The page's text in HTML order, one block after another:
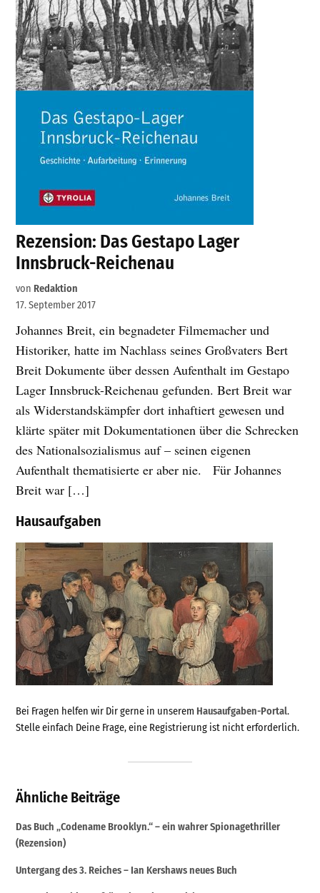
Rezension: Das Gestapo Lager
Innsbruck-Reichenau
von Redaktion
17. September 2017
Johannes Breit, ein begnadeter Filmemacher und
Historiker, hatte im Nachlass seines Großvaters Bert
Breit Dokumente über dessen Aufenthalt im Gestapo
Lager Innsbruck-Reichenau gefunden. Bert Breit war
als Widerstandskämpfer dort inhaftiert gewesen und
klärte später mit Dokumentationen über die Schrecken
des Nationalsozialismus auf – seinen eigenen
Aufenthalt thematisierte er aber nie. Für Johannes
Breit war […]
Hausaufgaben
Bei Fragen helfen wir Dir gerne in unserem Hausaufgaben-Portal.
Stelle einfach Deine Frage, eine Registrierung ist nicht erforderlich.
Ähnliche Beiträge
Das Buch „Codename Brooklyn.“ – ein wahrer Spionagethriller
(Rezension)
Untergang des 3. Reiches – Ian Kershaws neues Buch